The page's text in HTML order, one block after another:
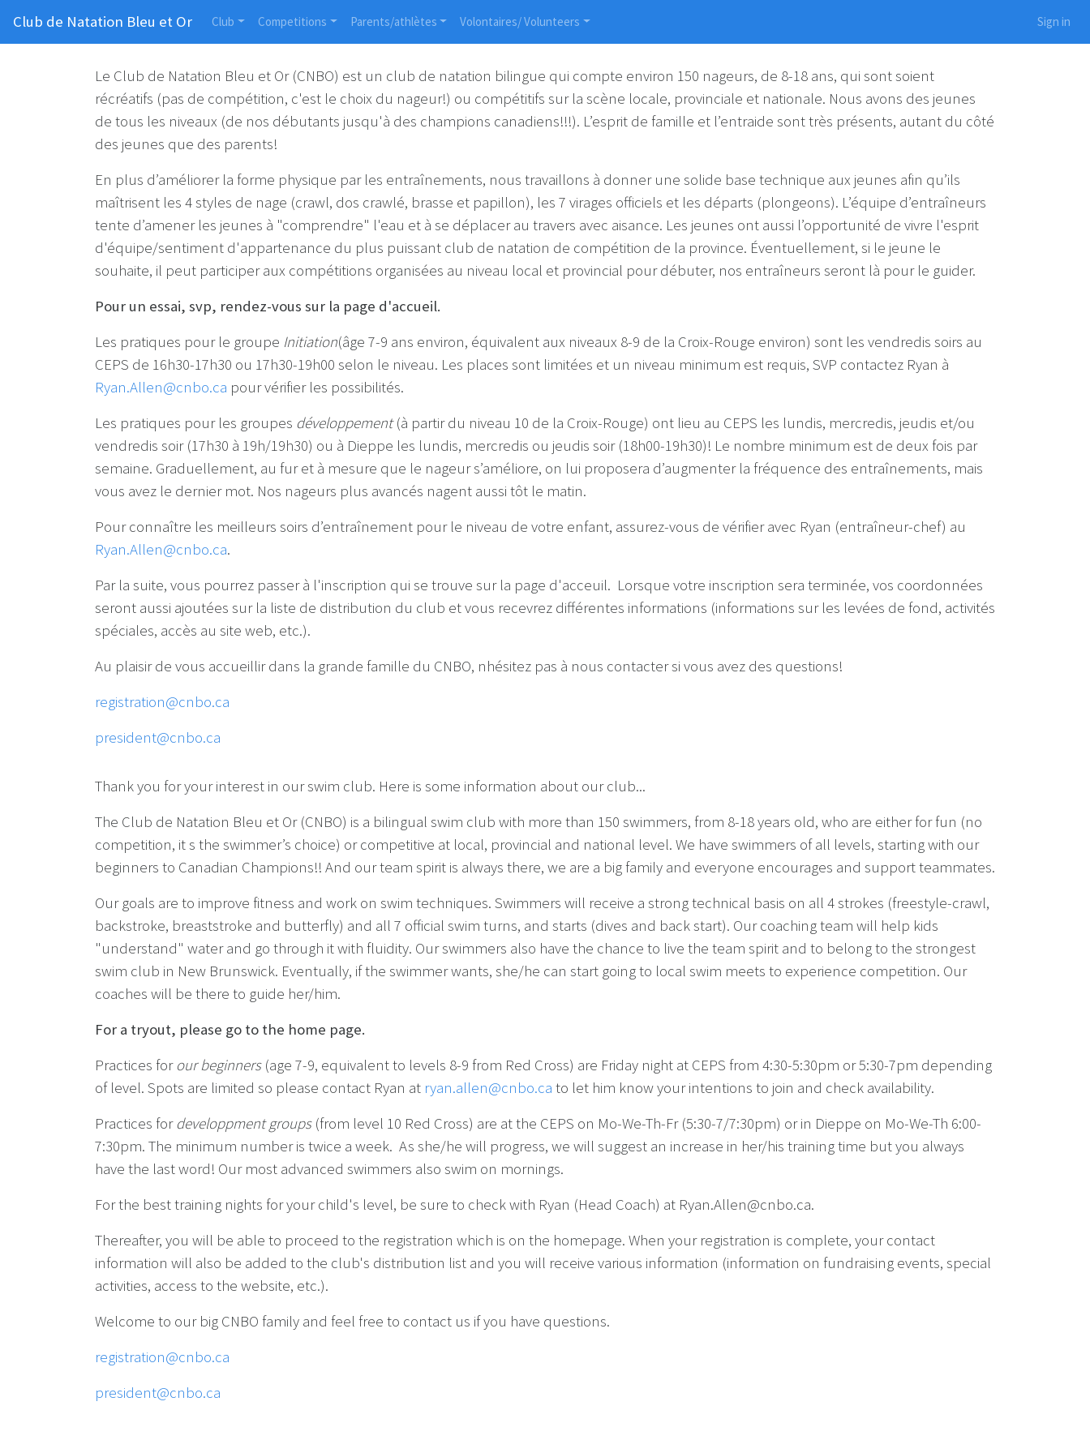
Club de Natation Bleu et Or Club Competitions Parents/athlètes Volontaires/ Volunteers Sign in
Le Club de Natation Bleu et Or (CNBO) est un club de natation bilingue qui compte environ 150 nageurs, de 8-18 ans, qui sont soient
récréatifs (pas de compétition, c'est le choix du nageur!) ou compétitifs sur la scène locale, provinciale et nationale. Nous avons des jeunes
de tous les niveaux (de nos débutants jusqu'à des champions canadiens!!!). L’esprit de famille et l’entraide sont très présents, autant du côté
des jeunes que des parents!
En plus d’améliorer la forme physique par les entraînements, nous travaillons à donner une solide base technique aux jeunes afin qu’ils
maîtrisent les 4 styles de nage (crawl, dos crawlé, brasse et papillon), les 7 virages officiels et les départs (plongeons). L’équipe d’entraîneurs
tente d’amener les jeunes à "comprendre" l'eau et à se déplacer au travers avec aisance. Les jeunes ont aussi l’opportunité de vivre l'esprit
d'équipe/sentiment d'appartenance du plus puissant club de natation de compétition de la province. Éventuellement, si le jeune le
souhaite, il peut participer aux compétitions organisées au niveau local et provincial pour débuter, nos entraîneurs seront là pour le guider.
Pour un essai, svp, rendez-vous sur la page d'accueil.
Les pratiques pour le groupe Initiation(âge 7-9 ans environ, équivalent aux niveaux 8-9 de la Croix-Rouge environ) sont les vendredis soirs au
CEPS de 16h30-17h30 ou 17h30-19h00 selon le niveau. Les places sont limitées et un niveau minimum est requis, SVP contactez Ryan à
Ryan.Allen@cnbo.ca pour vérifier les possibilités.
Les pratiques pour les groupes développement(à partir du niveau 10 de la Croix-Rouge) ont lieu au CEPS les lundis, mercredis, jeudis et/ou
vendredis soir (17h30 à 19h/19h30) ou à Dieppe les lundis, mercredis ou jeudis soir (18h00-19h30)! Le nombre minimum est de deux fois par
semaine. Graduellement, au fur et à mesure que le nageur s’améliore, on lui proposera d’augmenter la fréquence des entraînements, mais
vous avez le dernier mot. Nos nageurs plus avancés nagent aussi tôt le matin.
Pour connaître les meilleurs soirs d’entraînement pour le niveau de votre enfant, assurez-vous de vérifier avec Ryan (entraîneur-chef) au
Ryan.Allen@cnbo.ca.
Par la suite, vous pourrez passer à l'inscription qui se trouve sur la page d'acceuil. Lorsque votre inscription sera terminée, vos coordonnées
seront aussi ajoutées sur la liste de distribution du club et vous recevrez différentes informations (informations sur les levées de fond, activités
spéciales, accès au site web, etc.).
Au plaisir de vous accueillir dans la grande famille du CNBO, nhésitez pas à nous contacter si vous avez des questions!
registration@cnbo.ca
president@cnbo.ca
Thank you for your interest in our swim club. Here is some information about our club...
The Club de Natation Bleu et Or (CNBO) is a bilingual swim club with more than 150 swimmers, from 8-18 years old, who are either for fun (no
competition, it s the swimmer’s choice) or competitive at local, provincial and national level. We have swimmers of all levels, starting with our
beginners to Canadian Champions!! And our team spirit is always there, we are a big family and everyone encourages and support teammates.
Our goals are to improve fitness and work on swim techniques. Swimmers will receive a strong technical basis on all 4 strokes (freestyle-crawl,
backstroke, breaststroke and butterfly) and all 7 official swim turns, and starts (dives and back start). Our coaching team will help kids
"understand" water and go through it with fluidity. Our swimmers also have the chance to live the team spirit and to belong to the strongest
swim club in New Brunswick. Eventually, if the swimmer wants, she/he can start going to local swim meets to experience competition. Our
coaches will be there to guide her/him.
For a tryout, please go to the home page.
Practices for our beginners(age 7-9, equivalent to levels 8-9 from Red Cross) are Friday night at CEPS from 4:30-5:30pm or 5:30-7pm depending
of level. Spots are limited so please contact Ryan at ryan.allen@cnbo.ca to let him know your intentions to join and check availability.
Practices fordeveloppment groups(from level 10 Red Cross) are at the CEPS on Mo-We-Th-Fr (5:30-7/7:30pm) or in Dieppe on Mo-We-Th 6:00-
7:30pm. The minimum number is twice a week. As she/he will progress, we will suggest an increase in her/his training time but you always
have the last word! Our most advanced swimmers also swim on mornings.
For the best training nights for your child's level, be sure to check with Ryan (Head Coach) at Ryan.Allen@cnbo.ca.
Thereafter, you will be able to proceed to the registration which is on the homepage. When your registration is complete, your contact
information will also be added to the club's distribution list and you will receive various information (information on fundraising events, special
activities, access to the website, etc.).
Welcome to our big CNBO family and feel free to contact us if you have questions.
registration@cnbo.ca
president@cnbo.ca